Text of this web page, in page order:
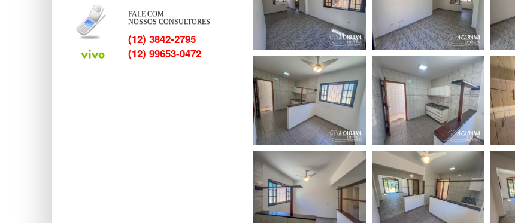
FALE COM
NOSSOS CONSULTORES
(12) 3842-2795
(12) 99653-0472